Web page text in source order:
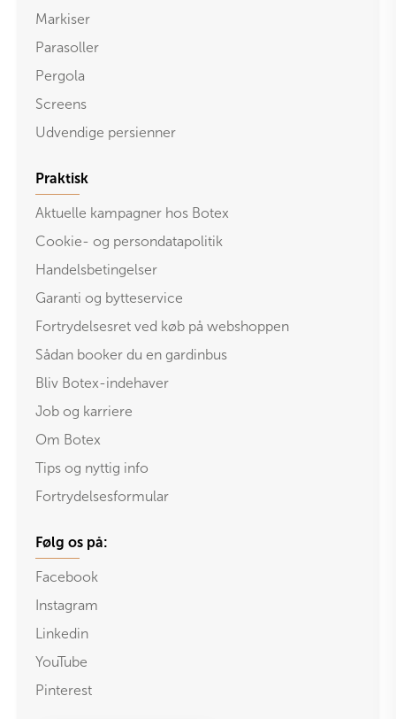
Markiser
Parasoller
Pergola
Screens
Udvendige persienner
Praktisk
Aktuelle kampagner hos Botex
Cookie- og persondatapolitik
Handelsbetingelser
Garanti og bytteservice
Fortrydelsesret ved køb på webshoppen
Sådan booker du en gardinbus
Bliv Botex-indehaver
Job og karriere
Om Botex
Tips og nyttig info
Fortrydelsesformular
Følg os på:
Facebook
Instagram
Linkedin
YouTube
Pinterest